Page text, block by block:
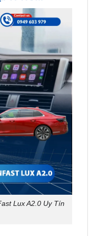
Lux A2.0 Uy Tín
Box